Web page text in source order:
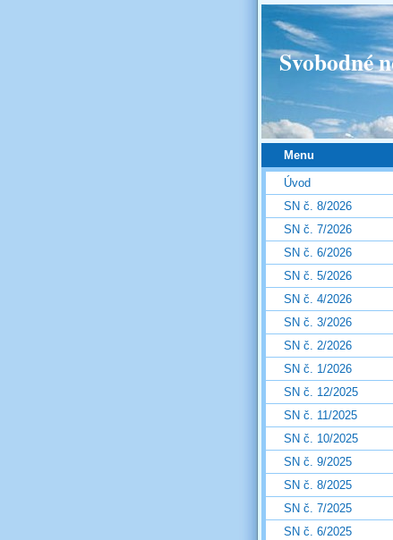
Svobodné
Menu
Úvod
SN č. 8/2026
SN č. 7/2026
SN č. 6/2026
SN č. 5/2026
SN č. 4/2026
SN č. 3/2026
SN č. 2/2026
SN č. 1/2026
SN č. 12/2025
SN č. 11/2025
SN č. 10/2025
SN č. 9/2025
SN č. 8/2025
SN č. 7/2025
SN č. 6/2025